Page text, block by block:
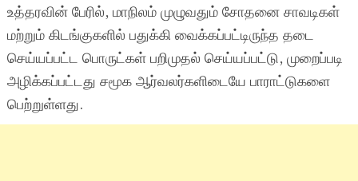
உத்தரவின் பேரில், மாநிலம் முழுவதும் சோதனை சாவடிகள்
மற்றும் கிடங்குகளில் பதுக்கி வைக்கப்பட்டிருந்த தடை
செய்யப்பட்ட பொருட்கள் பறிமுதல் செய்யப்பட்டு, முறைப்படி
அழிக்கப்பட்டது சமூக ஆர்வலர்களிடையே பாராட்டுகளை
பெற்றுள்ளது.